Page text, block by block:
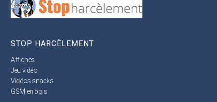
STOP HARCÈLEMENT
Affiches
Jeu vidéo
Vidéos snacks
GSM en bois